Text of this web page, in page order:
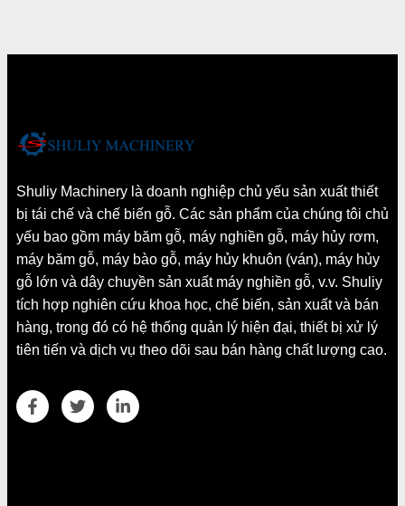
Shuliy Machinery là doanh nghiệp chủ yếu sản xuất thiết
bị tái chế và chế biến gỗ. Các sản phẩm của chúng tôi chủ
yếu bao gồm máy băm gỗ, máy nghiền gỗ, máy hủy rơm,
máy băm gỗ, máy bào gỗ, máy hủy khuôn (ván), máy hủy
gỗ lớn và dây chuyền sản xuất máy nghiền gỗ, v.v. Shuliy
tích hợp nghiên cứu khoa học, chế biến, sản xuất và bán
hàng, trong đó có hệ thống quản lý hiện đại, thiết bị xử lý
tiên tiến và dịch vụ theo dõi sau bán hàng chất lượng cao.